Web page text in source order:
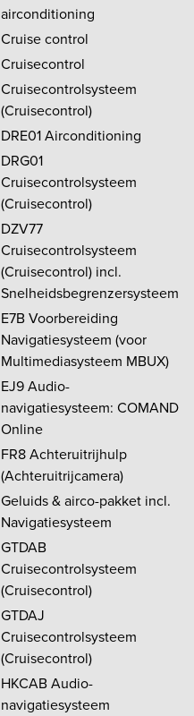
airconditioning
Cruise control
Cruisecontrol
Cruisecontrolsysteem
(Cruisecontrol)
DRE01 Airconditioning
DRG01
Cruisecontrolsysteem
(Cruisecontrol)
DZV77
Cruisecontrolsysteem
(Cruisecontrol) incl.
Snelheidsbegrenzersysteem
E7B Voorbereiding
Navigatiesysteem (voor
Multimediasysteem MBUX)
EJ9 Audio-
navigatiesysteem: COMAND
Online
FR8 Achteruitrijhulp
(Achteruitrijcamera)
Geluids & airco-pakket incl.
Navigatiesysteem
GTDAB
Cruisecontrolsysteem
(Cruisecontrol)
GTDAJ
Cruisecontrolsysteem
(Cruisecontrol)
HKCAB Audio-
navigatiesysteem